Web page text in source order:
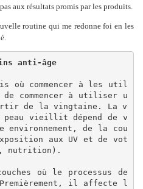
aux résultats promis par les produits.
routine qui me redonne foi en les
anti-âge
où commencer à les util
de commencer à utiliser u
de la vingtaine. La v
vieillit dépend de v
environnement, de la cou
aux UV et de vot
nutrition).
où le processus de
il affecte l